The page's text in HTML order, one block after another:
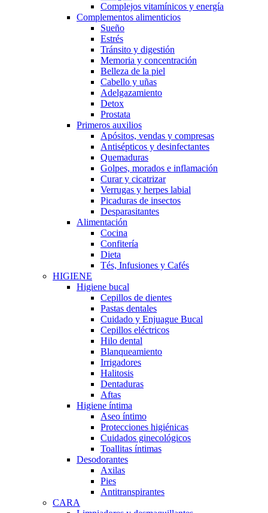
Complejos vitamínicos y energía
Complementos alimenticios
Sueño
Estrés
Tránsito y digestión
Memoria y concentración
Belleza de la piel
Cabello y uñas
Adelgazamiento
Detox
Prostata
Primeros auxilios
Apósitos, vendas y compresas
Antisépticos y desinfectantes
Quemaduras
Golpes, morados e inflamación
Curar y cicatrizar
Verrugas y herpes labial
Picaduras de insectos
Desparasitantes
Alimentación
Cocina
Confitería
Dieta
Tés, Infusiones y Cafés
HIGIENE
Higiene bucal
Cepillos de dientes
Pastas dentales
Cuidado y Enjuague Bucal
Cepillos eléctricos
Hilo dental
Blanqueamiento
Irrigadores
Halitosis
Dentaduras
Aftas
Higiene íntima
Aseo íntimo
Protecciones higiénicas
Cuidados ginecológicos
Toallitas íntimas
Desodorantes
Axilas
Pies
Antitranspirantes
CARA